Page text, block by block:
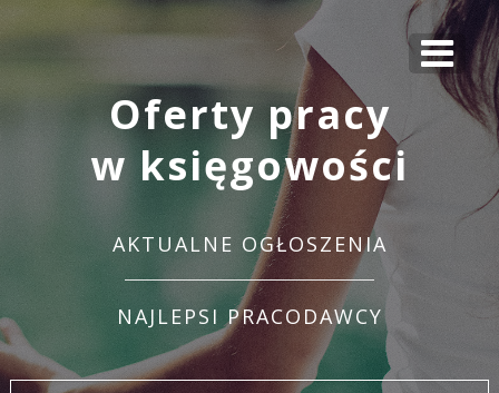
Oferty pracy
w księgowości
AKTUALNE OGŁOSZENIA
NAJLEPSI PRACODAWCY